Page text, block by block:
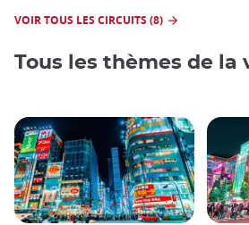
VOIR TOUS LES CIRCUITS (8)
Tous les thèmes de la